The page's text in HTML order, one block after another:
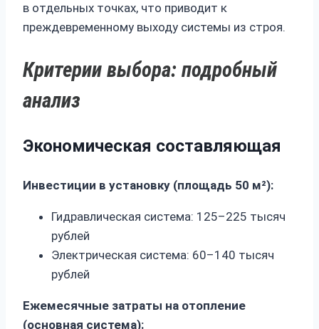
в отдельных точках, что приводит к
преждевременному выходу системы из строя.
Критерии выбора: подробный
анализ
Экономическая составляющая
Инвестиции в установку (площадь 50 м²):
Гидравлическая система: 125–225 тысяч
рублей
Электрическая система: 60–140 тысяч
рублей
Ежемесячные затраты на отопление
(основная система):